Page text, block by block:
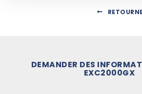
DEMANDER DES
EXC2000GX